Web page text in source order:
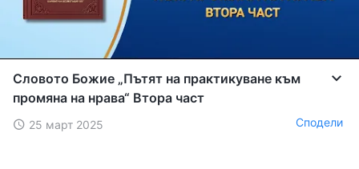
Словото Божие „Пътят на практикуване към
промяна на нрава“ Втора част
25 март 2025 Сподели